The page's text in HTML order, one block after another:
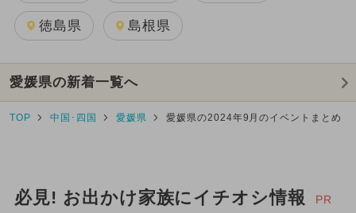
徳島県 島根県
愛媛県の新着一覧へ
TOP 中国･四国 愛媛県 愛媛県の2024年9月のイベントまとめ
必見! お出かけ家族にイチオシ情報 PR